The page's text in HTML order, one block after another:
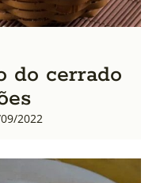
do cerrado
2022